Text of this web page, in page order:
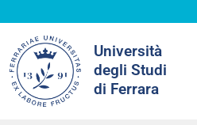
Università
degli Studi
di Ferrara
nel
sito